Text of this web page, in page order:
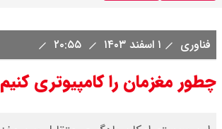
فناوری ۱ اسفند ۱۴۰۳
چطور مغزمان را کامپیوتری